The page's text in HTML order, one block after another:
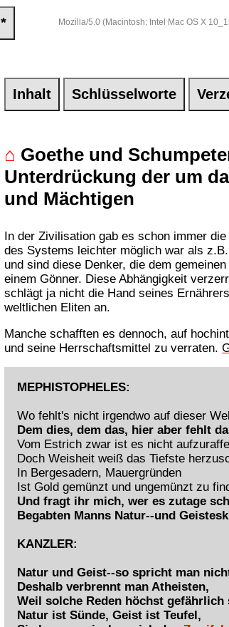
* Mozilla/5.0 (Macintosh; Intel Mac OS X
Inhalt Schlüsselworte
⌂ Goethe und
Unterdrückung der um
und Mächtigen
In der Zivilisation gab es schon immer
des Systems leichter möglich war als
und sind diese Denker, die dem
einem Gönner. Diese Abhängigkeit
schlägt ja nicht die Hand seines
weltlichen Eliten an.
Manche schafften es dennoch, auf
und seine Herrschaftsmittel zu verraten.
MEPHISTOPHELES:
Wo fehlt's nicht irgendwo auf dieser
Dem dies, dem das, hier aber fehlt
Vom Estrich zwar ist es nicht
Doch Weisheit weiß das Tiefste
In Bergesadern, Mauergründen
Ist Gold gemünzt und ungemünzt zu
Und fragt ihr mich, wer es zutage
Begabten Manns Natur--und
KANZLER:
Natur und Geist--so spricht man
Deshalb verbrennt man Atheisten,
Weil solche Reden höchst gefährlich
Natur ist Sünde, Geist ist Teufel,